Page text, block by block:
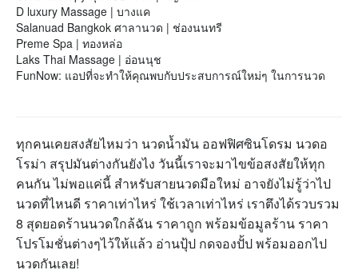
D luxury Massage | บางแค
Salanuad Bangkok ศาลานวด | ช่องนนทรี
Preme Spa | ทองหล่อ
Laks Thai Massage | อ่อนนุช
FunNow: แอปที่จะทำให้คุณพบกับประสบการณ์ใหม่ๆ ในการนวด
ทุกคนเคยสงสัยไหมว่า นวดนํ้ามัน ออฟฟิศซินโดรม นวดอ
โรม่า สรุปมันต่างกันยังไง วันนี้เราจะมาไขข้อสงสัยให้ทุก
คนกัน ไม่พอแค่นี้ สำหรับสายนวดมือใหม่ อาจยังไม่รู้ว่าไป
นวดที่ไหนดี ราคาเท่าไหร่ ใช้เวลาเท่าไหร่ เราตึงได้รวบรวม
8 สุดยอดร้านนวดใกล้ฉัน ราคาถูก พร้อมข้อมูลร้าน ราคา
โปรโมชั่นต่างๆไว้ให้แล้ว อ่านปุ้ป กดจองปั้ป พร้อมออกไป
นวดกันเลย!